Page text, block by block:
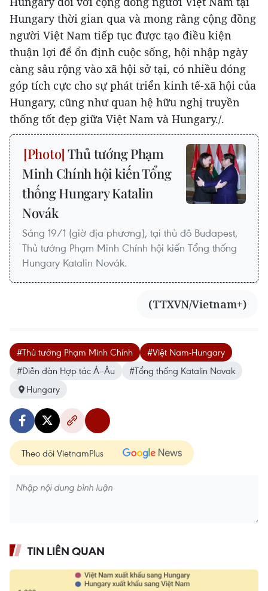
Hungary thời gian qua và mong rằng cộng đồng
người Việt Nam tiếp tục được tạo điều kiện
thuận lợi để ổn định cuộc sống, hội nhập ngày
càng sâu rộng vào xã hội sở tại, có nhiều đóng
góp tích cực cho sự phát triển kinh tế-xã hội của
Hungary, cũng như quan hệ hữu nghị truyền
thống tốt đẹp giữa Việt Nam và Hungary./.
Thủ tướng Phạm
Minh Chính hội kiến Tổng
thống Hungary Katalin
Novák
Sáng 19/1 (giờ địa phương), tại thủ đô Budapest,
Thủ tướng Phạm Minh Chính hội kiến Tổng thống
Hungary Katalin Novák.
(TTXVN/Vietnam+)
#Thủ tướng Phạm Minh Chính
#Việt Nam-Hungary
#Diễn đàn Hợp tác Á--Âu
#Tổng thống Katalin Novak
Hungary
Theo dõi VietnamPlus
TIN LIÊN QUAN